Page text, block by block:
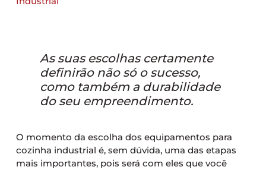
As suas escolhas certamente
definirão não só o sucesso,
como também a durabilidade
do seu empreendimento.
O momento da escolha dos equipamentos para
cozinha industrial é, sem dúvida, uma das etapas
mais importantes, pois será com eles que você